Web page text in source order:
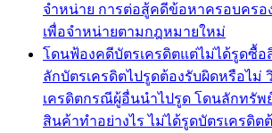
จำหน่าย การต่อสู้คดีข้อหาครอบครอ
เพื่อจำหน่ายตามกฎหมายใหม่
โดนฟ้องคดีบัตรเครดิตแต่ไม่ได้รูดซื้อ
ลักบัตรเครดิตไปรูดต้องรับผิดหรือไม่
เครดิตกรณีผู้อื่นนำไปรูด โดนลักทรัพ
สินค้าทำอย่างไร ไม่ได้รูดบัตรเครดิต